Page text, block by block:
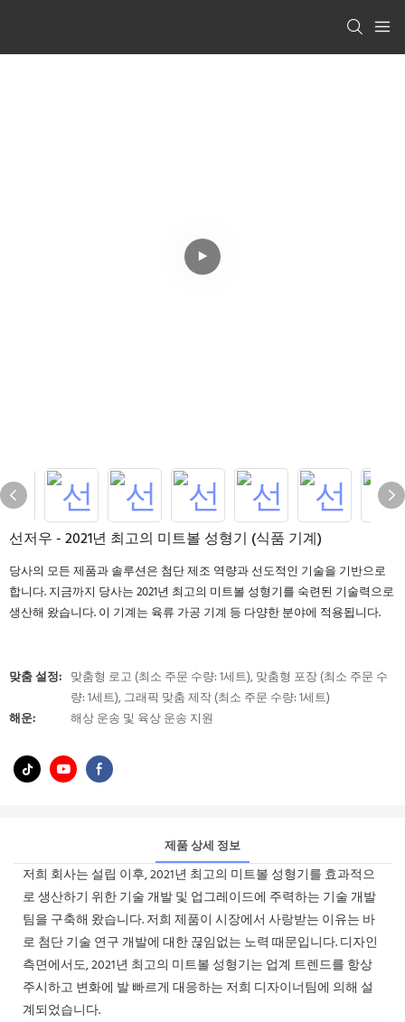
선저우 - 2021년 최고의 미트볼 성형기 (식품 기계)
당사의 모든 제품과 솔루션은 첨단 제조 역량과 선도적인 기술을 기반으로
합니다. 지금까지 당사는 2021년 최고의 미트볼 성형기를 숙련된 기술력으로
생산해 왔습니다. 이 기계는 육류 가공 기계 등 다양한 분야에 적용됩니다.
맞춤 설정: 맞춤형 로고 (최소 주문 수량: 1세트), 맞춤형 포장 (최소 주문 수
량: 1세트), 그래픽 맞춤 제작 (최소 주문 수량: 1세트)
해운:
해상 운송 및 육상 운송 지원
제품 상세 정보
저희 회사는 설립 이후, 2021년 최고의 미트볼 성형기를 효과적으
로 생산하기 위한 기술 개발 및 업그레이드에 주력하는 기술 개발
팀을 구축해 왔습니다. 저희 제품이 시장에서 사랑받는 이유는 바
로 첨단 기술 연구 개발에 대한 끊임없는 노력 때문입니다. 디자인
측면에서도, 2021년 최고의 미트볼 성형기는 업계 트렌드를 항상
주시하고 변화에 발 빠르게 대응하는 저희 디자이너팀에 의해 설
계되었습니다.